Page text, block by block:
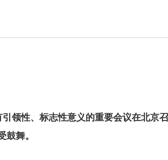
领性、标志性意义的重要会议在北京
舞。